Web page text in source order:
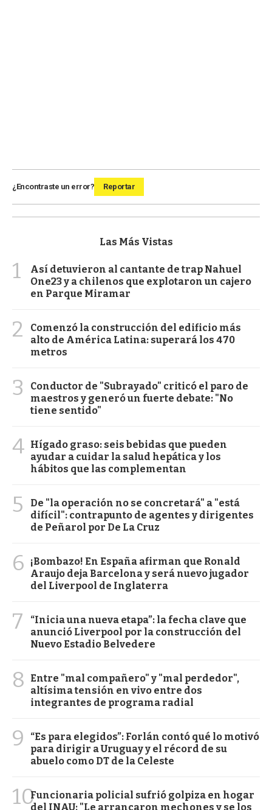
¿Encontraste un error? Reportar
Las Más Vistas
1
Así detuvieron al cantante de trap Nahuel
One23 y a chilenos que explotaron un cajero
en Parque Miramar
2
Comenzó la construcción del edificio más
alto de América Latina: superará los 470
metros
3
Conductor de "Subrayado" criticó el paro de
maestros y generó un fuerte debate: "No
tiene sentido"
4 Hígado graso: seis bebidas que pueden
ayudar a cuidar la salud hepática y los
hábitos que las complementan
5
De "la operación no se concretará" a "está
difícil": contrapunto de agentes y dirigentes
de Peñarol por De La Cruz
6
¡Bombazo! En España afirman que Ronald
Araujo deja Barcelona y será nuevo jugador
del Liverpool de Inglaterra
7
“Inicia una nueva etapa”: la fecha clave que
anunció Liverpool por la construcción del
Nuevo Estadio Belvedere
8
Entre "mal compañero" y "mal perdedor",
altísima tensión en vivo entre dos
integrantes de programa radial
9
“Es para elegidos”: Forlán contó qué lo motivó
para dirigir a Uruguay y el récord de su
abuelo como DT de la Celeste
10Funcionaria policial sufrió golpiza en hogar
del INAU: "Le arrancaron mechones y se los